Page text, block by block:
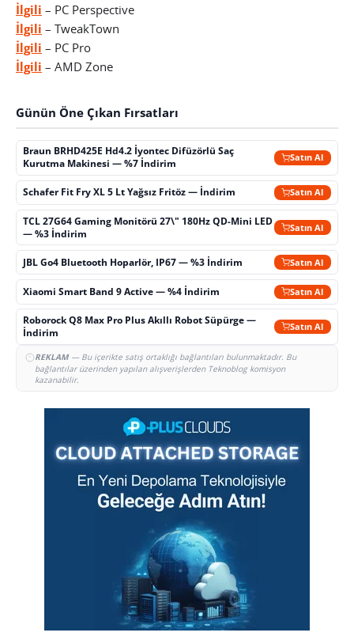
İlgili – PC Perspective
İlgili – TweakTown
İlgili – PC Pro
İlgili – AMD Zone
Günün Öne Çıkan Fırsatları
Braun BRHD425E Hd4.2 İyontec Difüzörlü Saç
Kurutma Makinesi — %7 İndirim
Satın Al
Schafer Fit Fry XL 5 Lt Yağsız Fritöz — İndirim Satın Al
TCL 27G64 Gaming Monitörü 27\" 180Hz QD-Mini LED
— %3 İndirim
Satın Al
JBL Go4 Bluetooth Hoparlör, IP67 — %3 İndirim Satın Al
Xiaomi Smart Band 9 Active — %4 İndirim Satın Al
Roborock Q8 Max Pro Plus Akıllı Robot Süpürge —
İndirim
Satın Al
REKLAM— Bu içerikte satış ortaklığı bağlantıları bulunmaktadır. Bu
bağlantılar üzerinden yapılan alışverişlerden Teknoblog komisyon
kazanabilir.